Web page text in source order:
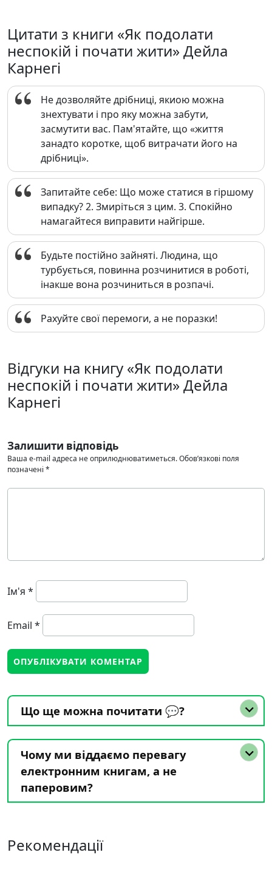
Цитати з книги «Як подолати
неспокій і почати жити» Дейла
Карнегі
Не дозволяйте дрібниці, якиою можна
знехтувати і про яку можна забути,
засмутити вас. Пам'ятайте, що «життя
занадто коротке, щоб витрачати його на
дрібниці».
Запитайте себе: Що може статися в гіршому
випадку? 2. Змиріться з цим. 3. Спокійно
намагайтеся виправити найгірше.
Будьте постійно зайняті. Людина, що
турбується, повинна розчинитися в роботі,
інакше вона розчиниться в розпачі.
Рахуйте свої перемоги, а не поразки!
Відгуки на книгу «Як подолати
неспокій і почати жити» Дейла
Карнегі
Залишити відповідь
Ваша e-mail адреса не оприлюднюватиметься.Обов’язкові поля
позначені *
Ім'я *
Email *
Що ще можна почитати 💬?
Чому ми віддаємо перевагу
електронним книгам, а не
паперовим?
Рекомендації